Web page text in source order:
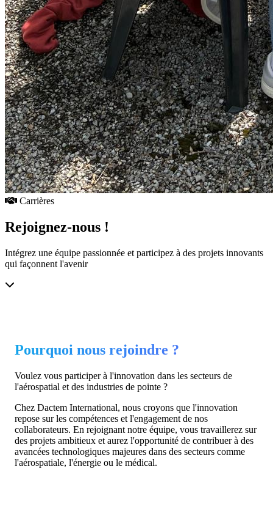
Carrières
Rejoignez-nous !
Intégrez une équipe passionnée et participez à des projets innovants
qui façonnent l'avenir
Pourquoi nous rejoindre ?
Voulez vous participer à l'innovation dans les secteurs de
l'aérospatial et des industries de pointe ?
Chez Dactem International, nous croyons que l'innovation
repose sur les compétences et l'engagement de nos
collaborateurs. En rejoignant notre équipe, vous travaillerez sur
des projets ambitieux et aurez l'opportunité de contribuer à des
avancées technologiques majeures dans des secteurs comme
l'aérospatiale, l'énergie ou le médical.